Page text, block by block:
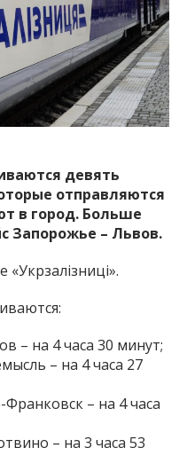
о событиях
и области.
девять
отправляются
в город. Больше
Запорожье – Львов.
«Укрзалізниці».
– на 4 часа 30 минут;
– на 4 часа 27
– на 4 часа
– на 3 часа 53